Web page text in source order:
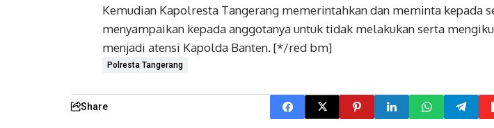
Kemudian Kapolresta Tangerang memerintahkan dan meminta kepada
menyampaikan kepada anggotanya untuk tidak melakukan serta
menjadi atensi Kapolda Banten. [*/red bm]
Polresta Tangerang
Share